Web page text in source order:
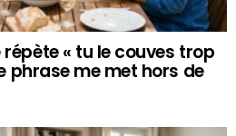
« tu le couves trop
phrase me met hors de